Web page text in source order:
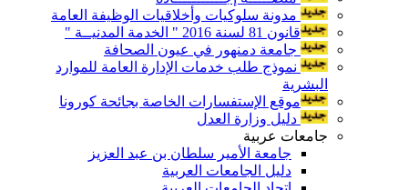
مدونة سلوكيات وأخلاقيات الوظيفة العامة
قانون 81 لسنة 2016 " الخدمة المدنيــة "
جامعة دمنهور في عيون الصحافة
نموذج طلب خدمات الإدارة العامة للموارد
البشرية
موقع الإستفسارات الخاصة بجائحة كورونا
دليل وزارة العدل
جامعات عربية
جامعة الأمير سلطان بن عبد العزيز
دليل الجامعات العربية